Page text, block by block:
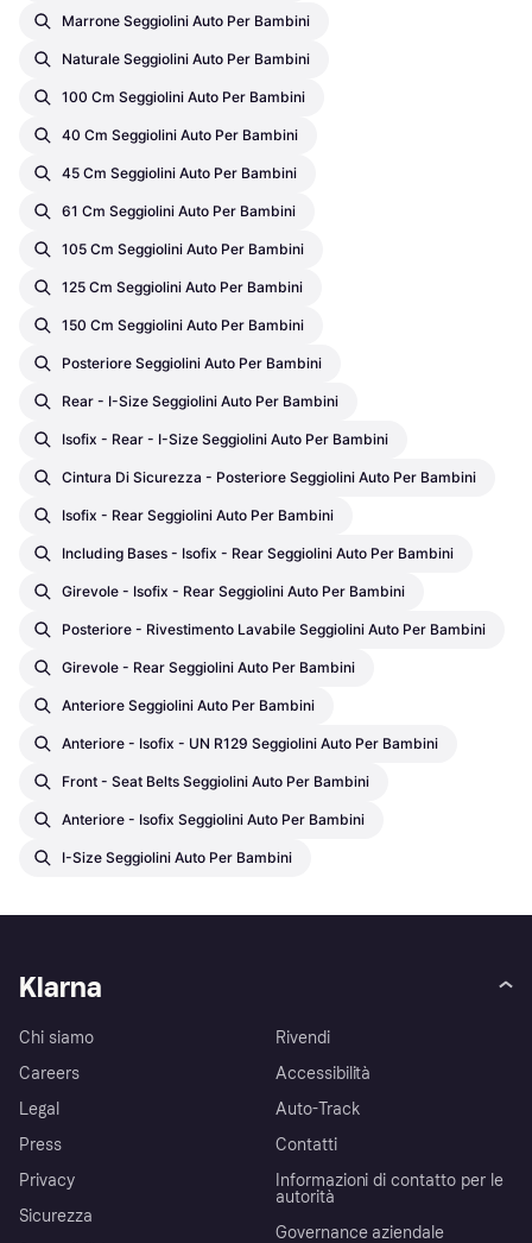
Marrone Seggiolini Auto Per Bambini
Naturale Seggiolini Auto Per Bambini
100 Cm Seggiolini Auto Per Bambini
40 Cm Seggiolini Auto Per Bambini
45 Cm Seggiolini Auto Per Bambini
61 Cm Seggiolini Auto Per Bambini
105 Cm Seggiolini Auto Per Bambini
125 Cm Seggiolini Auto Per Bambini
150 Cm Seggiolini Auto Per Bambini
Posteriore Seggiolini Auto Per Bambini
Rear - I-Size Seggiolini Auto Per Bambini
Isofix - Rear - I-Size Seggiolini Auto Per Bambini
Cintura Di Sicurezza - Posteriore Seggiolini Auto Per Bambini
Isofix - Rear Seggiolini Auto Per Bambini
Including Bases - Isofix - Rear Seggiolini Auto Per Bambini
Girevole - Isofix - Rear Seggiolini Auto Per Bambini
Posteriore - Rivestimento Lavabile Seggiolini Auto Per Bambini
Girevole - Rear Seggiolini Auto Per Bambini
Anteriore Seggiolini Auto Per Bambini
Anteriore - Isofix - UN R129 Seggiolini Auto Per Bambini
Front - Seat Belts Seggiolini Auto Per Bambini
Anteriore - Isofix Seggiolini Auto Per Bambini
I-Size Seggiolini Auto Per Bambini
Klarna
Chi siamo
Careers
Legal
Press
Privacy
Sicurezza
Rivendi
Accessibilità
Auto-Track
Contatti
Informazioni di contatto per le
autorità
Governance aziendale